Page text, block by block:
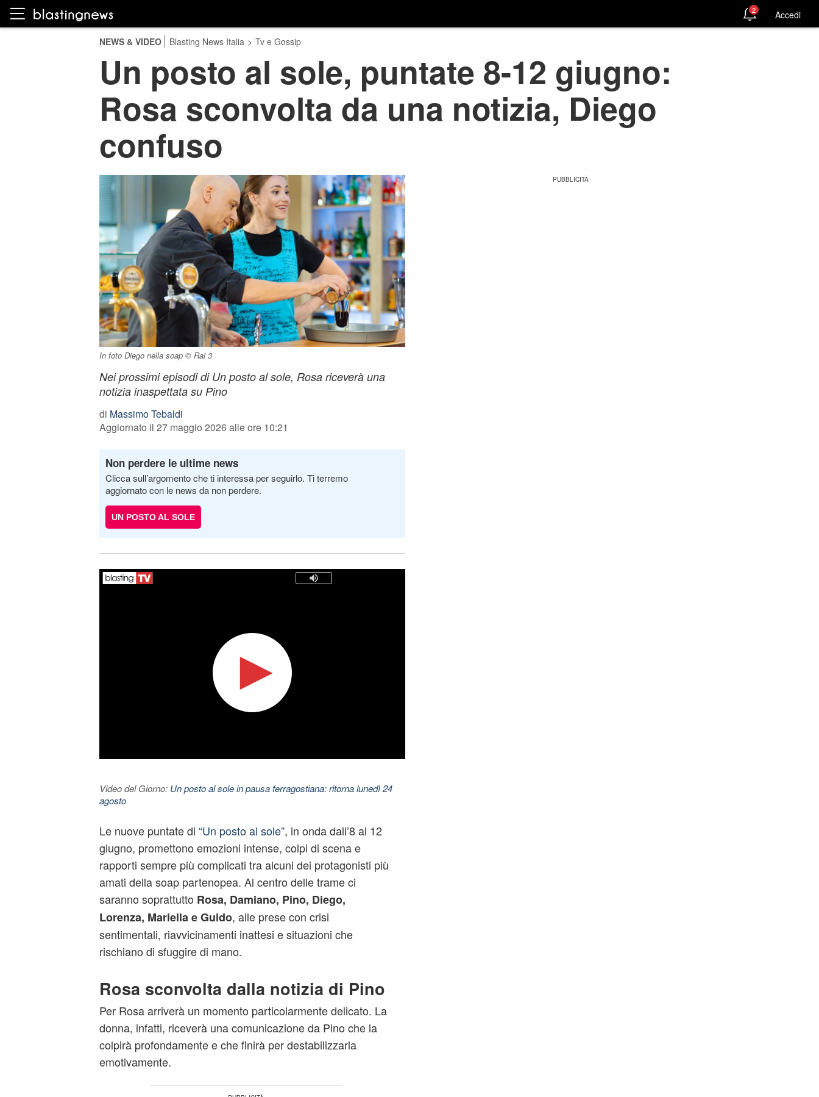
2 Accedi
NEWS & VIDEO Blasting News Italia > Tv e Gossip
Un posto al sole, puntate 8-12 giugno:
Rosa sconvolta da una notizia, Diego
confuso
In foto Diego nella soap © Rai 3
Nei prossimi episodi di Un posto al sole, Rosa riceverà una
notizia inaspettata su Pino
di Massimo Tebaldi
Aggiornato il 27 maggio 2026 alle ore 10:21
Non perdere le ultime news
Clicca sull’argomento che ti interessa per seguirlo. Ti terremo
aggiornato con le news da non perdere.
UN POSTO AL SOLE
Video del Giorno: Un posto al sole in pausa ferragostiana: ritorna lunedì 24
agosto
Le nuove puntate di “Un posto al sole”, in onda dall’8 al 12
giugno, promettono emozioni intense, colpi di scena e
rapporti sempre più complicati tra alcuni dei protagonisti più
amati della soap partenopea. Al centro delle trame ci
saranno soprattutto Rosa, Damiano, Pino, Diego,
Lorenza, Mariella e Guido, alle prese con crisi
sentimentali, riavvicinamenti inattesi e situazioni che
rischiano di sfuggire di mano.
Rosa sconvolta dalla notizia di Pino
Per Rosa arriverà un momento particolarmente delicato. La
donna, infatti, riceverà una comunicazione da Pino che la
colpirà profondamente e che finirà per destabilizzarla
emotivamente.